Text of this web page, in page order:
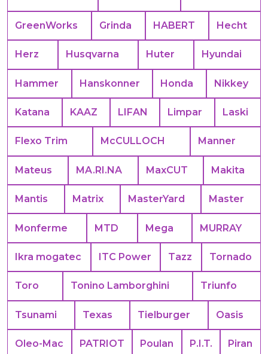
GreenWorks Grinda HABERT Hecht
Herz Husqvarna Huter Hyundai
Hammer Hanskonner Honda Nikkey
Katana KAAZ LIFAN Limpar Laski
Flexo Trim McCULLOCH Manner
Mateus MA.RI.NA MaxCUT Makita
Mantis Matrix MasterYard Master
Monferme MTD Mega MURRAY
Ikra mogatec ITC Power Tazz Tornado
Toro Tonino Lamborghini Triunfo
Tsunami Texas Tielburger Oasis
Oleo-Mac PATRIOT Poulan P.I.T. Piran